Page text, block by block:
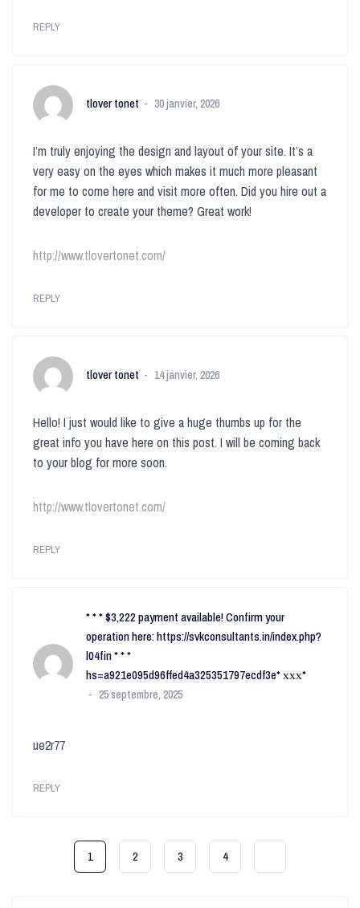
REPLY
tlover tonet 30 janvier, 2026
I’m truly enjoying the design and layout of your site. It’s a
very easy on the eyes which makes it much more pleasant
for me to come here and visit more often. Did you hire out a
developer to create your theme? Great work!
http://www.tlovertonet.com/
REPLY
tlover tonet 14 janvier, 2026
Hello! I just would like to give a huge thumbs up for the
great info you have here on this post. I will be coming back
to your blog for more soon.
http://www.tlovertonet.com/
REPLY
* * * $3,222 payment available! Confirm your
operation here: https://svkconsultants.in/index.php?
l04fin * * *
hs=a921e095d96ffed4a325351797ecdf3e* ххх*
25 septembre, 2025
ue2r77
REPLY
1 2 3 4